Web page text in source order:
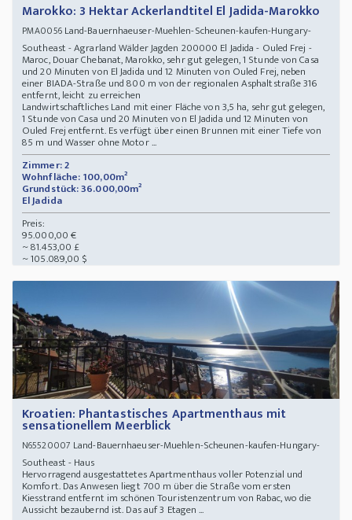
Marokko: 3 Hektar Ackerlandtitel El Jadida-Marokko
PMA0056Land-Bauernhaeuser-Muehlen-Scheunen-kaufen-Hungary-
Southeast - Agrarland Wälder Jagden 200000 El Jadida - Ouled Frej -
Maroc, Douar Chebanat, Marokko, sehr gut gelegen, 1 Stunde von Casa
und 20 Minuten von El Jadida und 12 Minuten von Ouled Frej, neben
einer BIADA-Straße und 800 m von der regionalen Asphaltstraße 316
entfernt, leicht zu erreichen
Landwirtschaftliches Land mit einer Fläche von 3,5 ha, sehr gut gelegen,
1 Stunde von Casa und 20 Minuten von El Jadida und 12 Minuten von
Ouled Frej entfernt. Es verfügt über einen Brunnen mit einer Tiefe von
85 m und Wasser ohne Motor ...
Zimmer: 2
Wohnfläche: 100,00m²
Grundstück: 36.000,00m²
El Jadida
Preis:
95.000,00 €
~ 81.453,00 £
~ 105.089,00 $
Kroatien: Phantastisches Apartmenthaus mit
sensationellem Meerblick
N65520007 Land-Bauernhaeuser-Muehlen-Scheunen-kaufen-Hungary-
Southeast - Haus
Hervorragend ausgestattetes Apartmenthaus voller Potenzial und
Komfort. Das Anwesen liegt 700 m über die Straße vom ersten
Kiesstrand entfernt im schönen Touristenzentrum von Rabac, wo die
Aussicht bezaubernd ist. Das auf 3 Etagen ...